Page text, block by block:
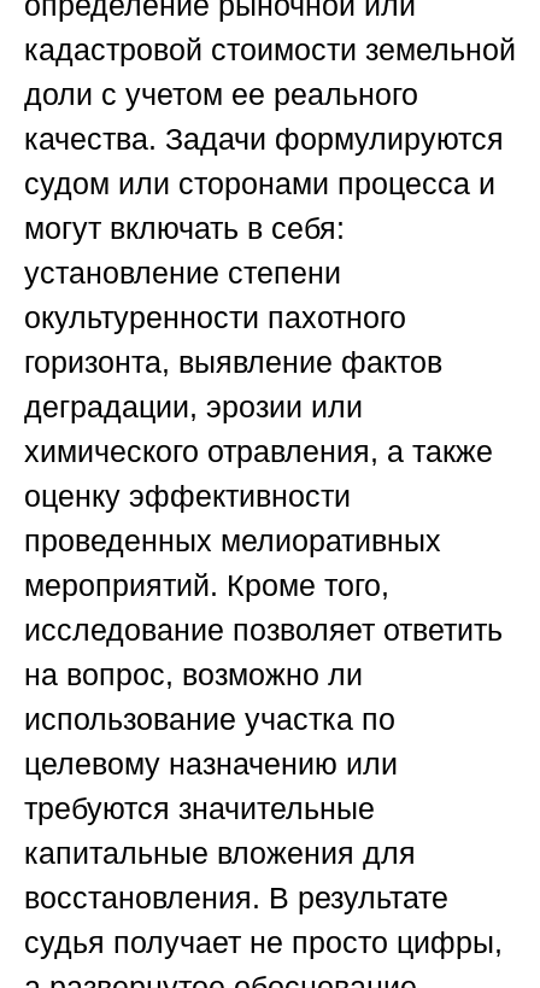
кадастровой стоимости земельной
доли с учетом ее реального
качества. Задачи формулируются
судом или сторонами процесса и
могут включать в себя:
установление степени
окультуренности пахотного
горизонта, выявление фактов
деградации, эрозии или
химического отравления, а также
оценку эффективности
проведенных мелиоративных
мероприятий. Кроме того,
исследование позволяет ответить
на вопрос, возможно ли
использование участка по
целевому назначению или
требуются значительные
капитальные вложения для
восстановления. В результате
судья получает не просто цифры,